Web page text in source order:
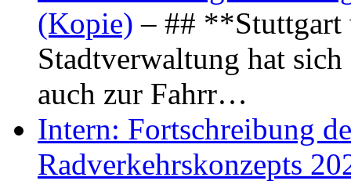
(Kopie) – ## **Stuttgart
Stadtverwaltung hat
auch zur Fahrr…
Intern: Fortschreibung
Radverkehrskonzepts